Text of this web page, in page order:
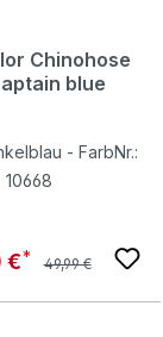
Chinohose
blue
- FarbNr.:
10668
€ Regulärer Preis:
49,99 €